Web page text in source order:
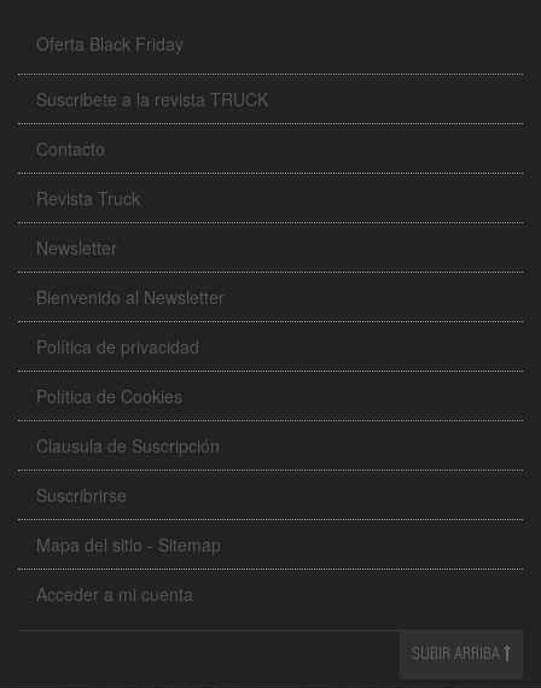
Oferta Black Friday
Suscribete a la revista TRUCK
Contacto
Revista Truck
Newsletter
Bienvenido al Newsletter
Política de privacidad
Política de Cookies
Clausula de Suscripción
Suscribrirse
Mapa del sitio - Sitemap
Acceder a mi cuenta
SUBIR ARRIBA